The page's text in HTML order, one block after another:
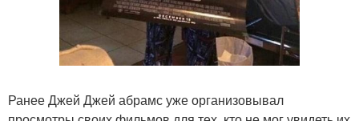
Ранее Джей Джей абрамс уже организовывал